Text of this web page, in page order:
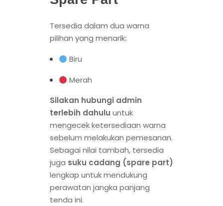
Tersedia dalam dua warna
pilihan yang menarik:
Biru
Merah
Silakan hubungi admin
terlebih dahulu untuk
mengecek ketersediaan warna
sebelum melakukan pemesanan.
Sebagai nilai tambah, tersedia
juga suku cadang (spare part)
lengkap untuk mendukung
perawatan jangka panjang
tenda ini.